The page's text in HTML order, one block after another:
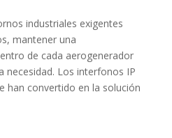
industriales exigentes
mantener una
de cada aerogenerador
necesidad. Los interfonos IP
han convertido en la solución